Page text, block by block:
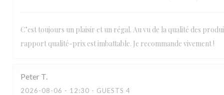
C’est toujours un plaisir et un régal. Au vu de la qualité des
rapport qualité-prix est imbattable. Je recommande vivement !
Peter T
2026-08-06 - 12:30 - GUESTS 4